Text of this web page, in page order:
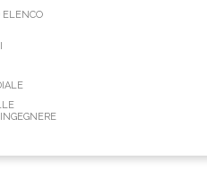
ELENCO